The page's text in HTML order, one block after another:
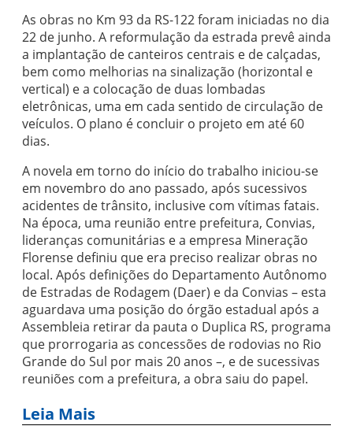
As obras no Km 93 da RS-122 foram iniciadas no dia
22 de junho. A reformulação da estrada prevê ainda
a implantação de canteiros centrais e de calçadas,
bem como melhorias na sinalização (horizontal e
vertical) e a colocação de duas lombadas
eletrônicas, uma em cada sentido de circulação de
veículos. O plano é concluir o projeto em até 60
dias.
A novela em torno do início do trabalho iniciou-se
em novembro do ano passado, após sucessivos
acidentes de trânsito, inclusive com vítimas fatais.
Na época, uma reunião entre prefeitura, Convias,
lideranças comunitárias e a empresa Mineração
Florense definiu que era preciso realizar obras no
local. Após definições do Departamento Autônomo
de Estradas de Rodagem (Daer) e da Convias – esta
aguardava uma posição do órgão estadual após a
Assembleia retirar da pauta o Duplica RS, programa
que prorrogaria as concessões de rodovias no Rio
Grande do Sul por mais 20 anos –, e de sucessivas
reuniões com a prefeitura, a obra saiu do papel.
Leia Mais